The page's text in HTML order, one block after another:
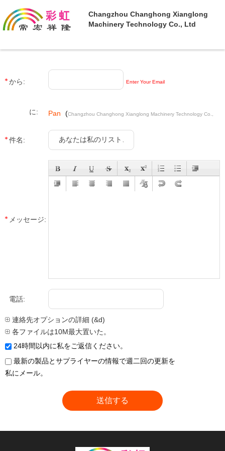
Changzhou Changhong Xianglong
Machinery Technology Co., Ltd
から: Enter Your Email
に: Pan (Changzhou Changhong Xianglong Machinery Technology Co.,
Ltd
件名:
メッセージ:
電話:
連絡先オプションの詳細 (&d)
各ファイルは10M最大置いた。
24時間以内に私をご返信ください。
最新の製品とサプライヤーの情報で週二回の更新を
私にメール。